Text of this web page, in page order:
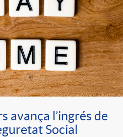
avança l’ingrés de
Social